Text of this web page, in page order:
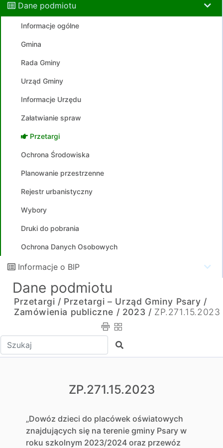
Dane podmiotu
Informacje ogólne
Gmina
Rada Gminy
Urząd Gminy
Informacje Urzędu
Załatwianie spraw
Przetargi
Ochrona Środowiska
Planowanie przestrzenne
Rejestr urbanistyczny
Wybory
Druki do pobrania
Ochrona Danych Osobowych
Informacje o BIP
Dane podmiotu
Przetargi / Przetargi – Urząd Gminy Psary /
Zamówienia publiczne / 2023 / ZP.271.15.2023
Wpisz tekst do wyszukania Szukaj
ZP.271.15.2023
„Dowóz dzieci do placówek oświatowych
znajdujących się na terenie gminy Psary w
roku szkolnym 2023/2024 oraz przewóz